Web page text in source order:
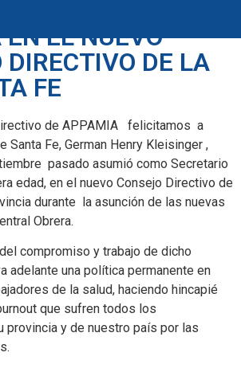
EL NUEVO
DIRECTIVO DE LA
FE
de APPAMIA felicitamos a
Santa Fe, German Henry Kleisinger ,
pasado asumió como Secretario
edad, en el nuevo Consejo Directivo de
durante la asunción de las nuevas
Obrera.
compromiso y trabajo de dicho
adelante una política permanente en
de la salud, haciendo hincapié
que sufren todos los
provincia y de nuestro país por las